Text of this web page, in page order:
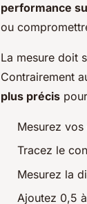
performance
ou
La mesure doit
Contrairement
plus précis
Mesurez
Tracez le
Mesurez la
Ajoutez 0,5